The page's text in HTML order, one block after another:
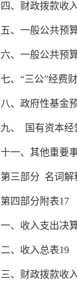
四、财政拨款收
五、一般公共预
六、一般公共预
七、 “三公”经费
八、 政府性基金
九、 国有资本经
十一、其他重要
第三部分 名词解
第四部分附表1 7
一、 收入支出决
二、 收入总表19
三、 财政拨款收